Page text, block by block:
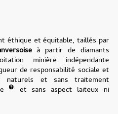
éthique et équitable, taillés par
à partir de diamants
minière indépendante
de responsabilité sociale et
naturels et sans traitement
et sans aspect laiteux ni